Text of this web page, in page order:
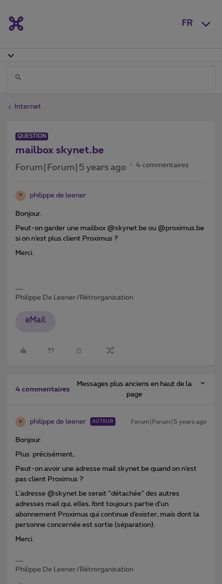
FR
Internet
QUESTION
mailbox skynet.be
Forum|Forum|5 years ago 4 commentaires
P philippe de leener
Bonjour.
Peut-on garder une mailbox @skynet.be ou @proximus.be
si on n’est plus client Proximus ?
Merci.
Philippe De Leener/Rétrorganisation
eMail
4 commentaires
Messages plus anciens en haut de la
page
P philippe de leener AUTEUR Forum|Forum|5 years ago
Bonjour.
Plus précisément,
Peut-on avoir une adresse mail skynet.be quand on n’est
pas client Proximus ?
L’adresse @skynet.be serait “détachée” des autres
adresses mail qui, elles, font toujours partie d’un
abonnement Proximus qui continue d’exister, mais dont la
personne concernée est sortie (séparation).
Merci.
Philippe De Leener/Rétrorganisation